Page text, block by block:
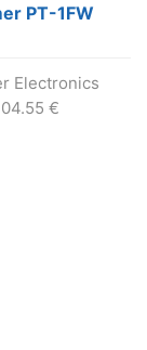
PT-1FW
Electronics
€